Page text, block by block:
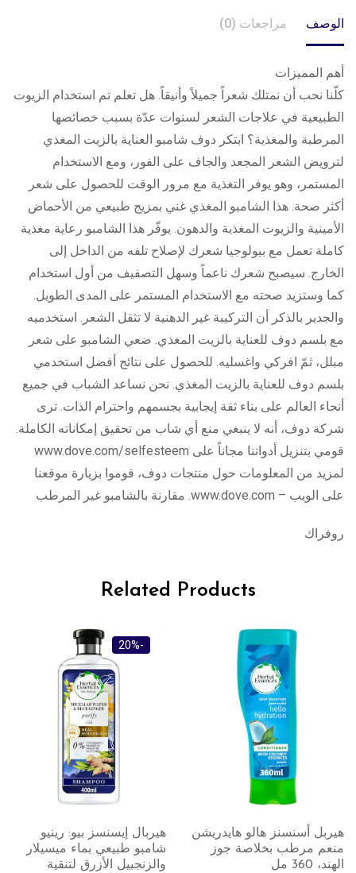
الوصف مراجعات (0)
أهم المميزات
كلّنا نحب أن نمتلك شعراً جميلاً وأنيقاً. هل تعلم تم استخدام الزيوت
الطبيعية في علاجات الشعر لسنوات عدّة بسبب خصائصها
المرطبة والمغذية؟ ابتكر دوف شامبو العناية بالزيت المغذي
لترويض الشعر المجعد والجاف على الفور، ومع الاستخدام
المستمر، وهو يوفر التغذية مع مرور الوقت للحصول على شعر
أكثر صحة. هذا الشامبو المغذي غني بمزيج طبيعي من الأحماض
الأمينية والزيوت المغذية والدهون. يوفّر هذا الشامبو رعاية مغذية
كاملة تعمل مع بيولوجيا شعرك لإصلاح تلفه من الداخل إلى
الخارج. سيصبح شعرك ناعماً وسهل التصفيف من أول استخدام
كما وستزيد صحته مع الاستخدام المستمر على المدى الطويل.
والجدير بالذكر أن التركيبة غير الدهنية لا تثقل الشعر. استخدميه
مع بلسم دوف للعناية بالزيت المغذي. ضعي الشامبو على شعر
مبلل، ثمّ افركي واغسليه. للحصول على نتائج أفضل استخدمي
بلسم دوف للعناية بالزيت المغذي. نحن نساعد الشباب في جميع
أنحاء العالم على بناء ثقة إيجابية بجسمهم واحترام الذات. ترى
شركة دوف، أنه لا ينبغي منع أي شاب من تحقيق إمكاناته الكاملة.
قومي بتنزيل أدواتنا مجاناً على www.dove.com/selfesteem
لمزيد من المعلومات حول منتجات دوف، قوموا بزيارة موقعنا
على الويب – www.dove.com. مقارنة بالشامبو غير المرطب
روفراك
Related Products
أسنسنز هالو هايدريشن
مرطب بخلاصة جوز
هيربال إيسنسز بيو: رينيو
شامبو طبيعي بماء ميسيلار
والزنجبيل الأزرق لتنقية